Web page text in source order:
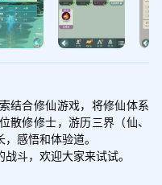
结合修仙游戏，将修仙体系
修修士，游历三界（仙、
感悟和体验道。
斗，欢迎大家来试试。